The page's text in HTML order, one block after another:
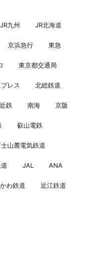
JR九州 JR北海道
京浜急行 東急
東京都交通局
レス 北総鉄道
近鉄 南海 京阪
叡山電鉄
山麓電気鉄道
JAL ANA
わ鉄道 近江鉄道